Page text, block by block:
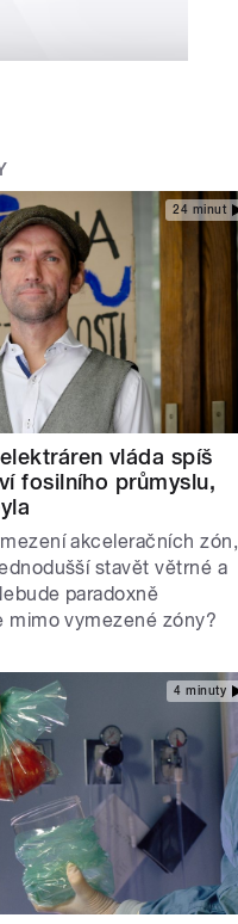
24 minut
vláda spíš
fosilního průmyslu,
akceleračních zón,
stavět větrné a
paradoxně
mimo vymezené zóny?
4 minuty